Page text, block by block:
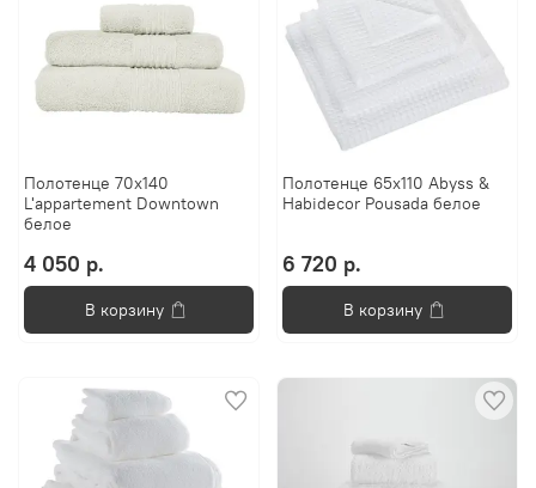
Полотенце 70х140
L'appartement Downtown
белое
4 050 р.
В корзину
Полотенце 65x110 Abyss &
Habidecor Pousada белое
6 720 р.
В корзину